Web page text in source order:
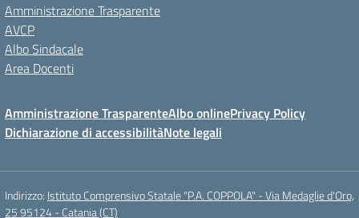
Amministrazione Trasparente
AVCP
Albo Sindacale
Area Docenti
Amministrazione TrasparenteAlbo onlinePrivacy Policy
Dichiarazione di accessibilitàNote legali
Indirizzo: Istituto Comprensivo Statale "P.A. COPPOLA" - Via Medaglie d'Oro,
25 95124 - Catania (CT)